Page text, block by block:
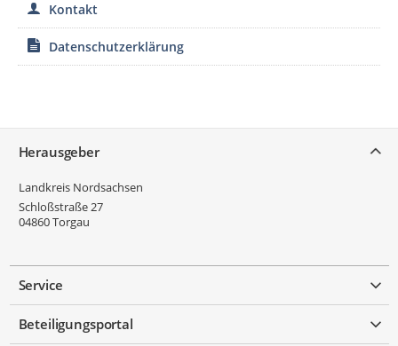
Kontakt
Datenschutzerklärung
Herausgeber
Landkreis Nordsachsen
Schloßstraße 27
04860Torgau
Service
Beteiligungsportal